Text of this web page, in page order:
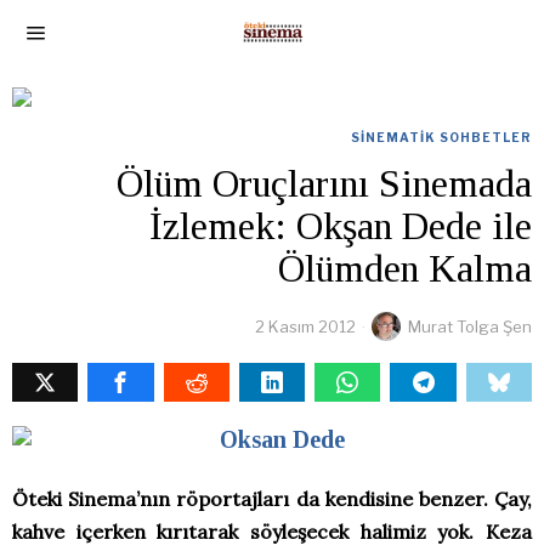
SINEMATIK SOHBETLER
Ölüm Oruçlarını Sinemada
İzlemek: Okşan Dede ile
Ölümden Kalma
2 Kasım 2012 Murat Tolga Şen
Öteki Sinema’nın röportajları da kendisine benzer. Çay,
kahve içerken kırıtarak söyleşecek halimiz yok. Keza